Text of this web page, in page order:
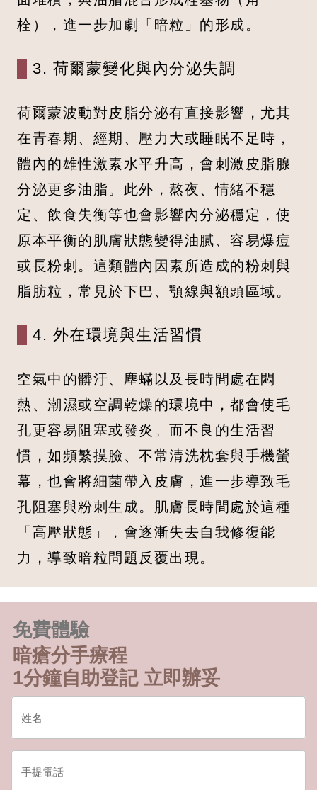
栓），進一步加劇「暗粒」的形成。
3. 荷爾蒙變化與內分泌失調
荷爾蒙波動對皮脂分泌有直接影響，尤其
在青春期、經期、壓力大或睡眠不足時，
體內的雄性激素水平升高，會刺激皮脂腺
分泌更多油脂。此外，熬夜、情緒不穩
定、飲食失衡等也會影響內分泌穩定，使
原本平衡的肌膚狀態變得油膩、容易爆痘
或長粉刺。這類體內因素所造成的粉刺與
脂肪粒，常見於下巴、顎線與額頭區域。
4. 外在環境與生活習慣
空氣中的髒汙、塵蟎以及長時間處在悶
熱、潮濕或空調乾燥的環境中，都會使毛
孔更容易阻塞或發炎。而不良的生活習
慣，如頻繁摸臉、不常清洗枕套與手機螢
幕，也會將細菌帶入皮膚，進一步導致毛
孔阻塞與粉刺生成。肌膚長時間處於這種
「高壓狀態」，會逐漸失去自我修復能
力，導致暗粒問題反覆出現。
免費體驗
暗瘡分手療程
1分鐘自助登記 立即辦妥